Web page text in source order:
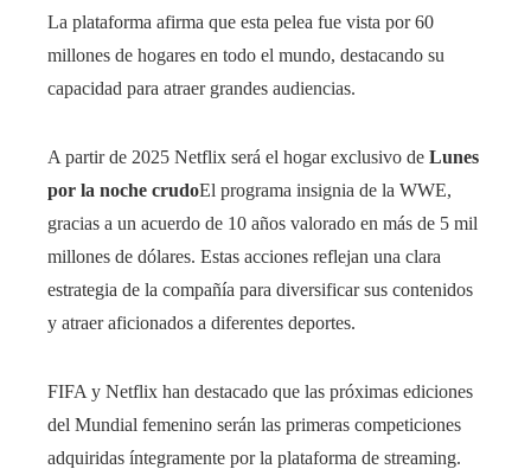
La plataforma afirma que esta pelea fue vista por 60
millones de hogares en todo el mundo, destacando su
capacidad para atraer grandes audiencias.
A partir de 2025 Netflix será el hogar exclusivo de Lunes
por la noche crudoEl programa insignia de la WWE,
gracias a un acuerdo de 10 años valorado en más de 5 mil
millones de dólares. Estas acciones reflejan una clara
estrategia de la compañía para diversificar sus contenidos
y atraer aficionados a diferentes deportes.
FIFA y Netflix han destacado que las próximas ediciones
del Mundial femenino serán las primeras competiciones
adquiridas íntegramente por la plataforma de streaming.